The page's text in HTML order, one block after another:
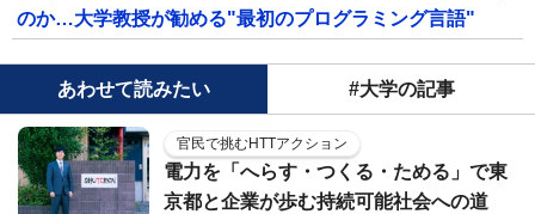
のか…大学教授が勧める"最初のプログラミング言語"
あわせて読みたい #大学の記事
官民で挑むHTTアクション
電力を「へらす・つくる・ためる」で東
京都と企業が歩む持続可能社会への道